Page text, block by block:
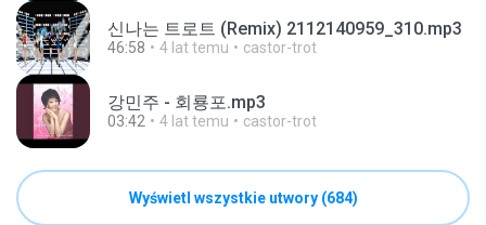
신나는 트로트 (Remix) 2112140959_310.mp3
46:58 4 lat temu castor-trot
강민주 - 회룡포.mp3
03:42 4 lat temu castor-trot
Wyświetl wszystkie utwory (684)